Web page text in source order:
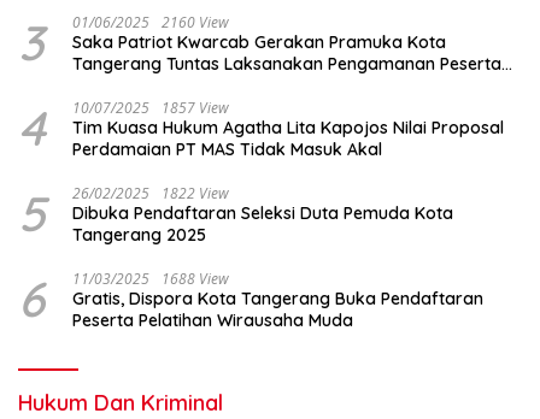
3 01/06/2025 2160 View
Saka Patriot Kwarcab Gerakan Pramuka Kota
Tangerang Tuntas Laksanakan Pengamanan Peserta
4 10/07/2025 1857 View
Tim Kuasa Hukum Agatha Lita Kapojos Nilai Proposal
Perdamaian PT MAS Tidak Masuk Akal
5 26/02/2025 1822 View
Dibuka Pendaftaran Seleksi Duta Pemuda Kota
Tangerang 2025
6 11/03/2025 1688 View
Gratis, Dispora Kota Tangerang Buka Pendaftaran
Peserta Pelatihan Wirausaha Muda
Hukum Dan Kriminal